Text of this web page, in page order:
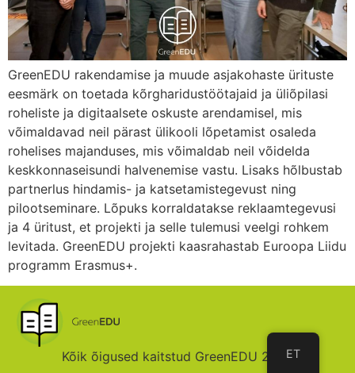
GreenEDU rakendamise ja muude asjakohaste ürituste
eesmärk on toetada kõrgharidustöötajaid ja üliõpilasi
roheliste ja digitaalsete oskuste arendamisel, mis
võimaldavad neil pärast ülikooli lõpetamist osaleda
rohelises majanduses, mis võimaldab neil võidelda
keskkonnaseisundi halvenemise vastu. Lisaks hõlbustab
partnerlus hindamis- ja katsetamistegevust ning
pilootseminare. Lõpuks korraldatakse reklaamtegevusi
ja 4 üritust, et projekti ja selle tulemusi veelgi rohkem
levitada. GreenEDU projekti kaasrahastab Euroopa Liidu
programm Erasmus+.
Kõik õigused kaitstud GreenEDU 2025ET